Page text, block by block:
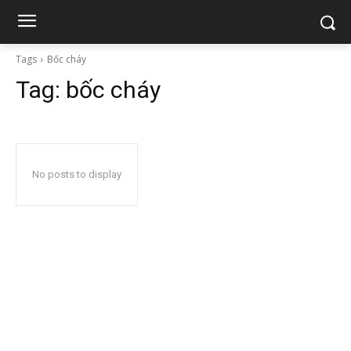
Tags Bốc cháy
Tag: bốc cháy
No posts to display